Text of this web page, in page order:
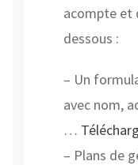
acompte et
dessous :
– Un
avec nom,
…
– Plans de